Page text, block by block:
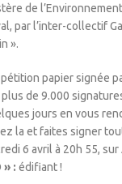
de
par l’inter-collectif
».
papier signée
de 9.000
jours en vous
la et faites signer
6 avril à 20h 55,
» : édifiant !